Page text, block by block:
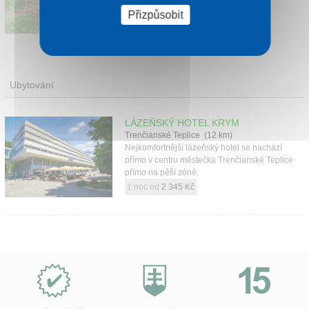
OpenStreetMapcontributors
Ubytování
LÁZEŇSKÝ HOTEL KRYM
Trenčianské Teplice (12 km)
Nejkomfortnější lázeňský hotel se nachází
přímo v centru městečka Trenčianské Teplice
přímo na pěší zóně.
1 noc od 2 345 Kč
Slovensko.cz?
Přizpůsobit